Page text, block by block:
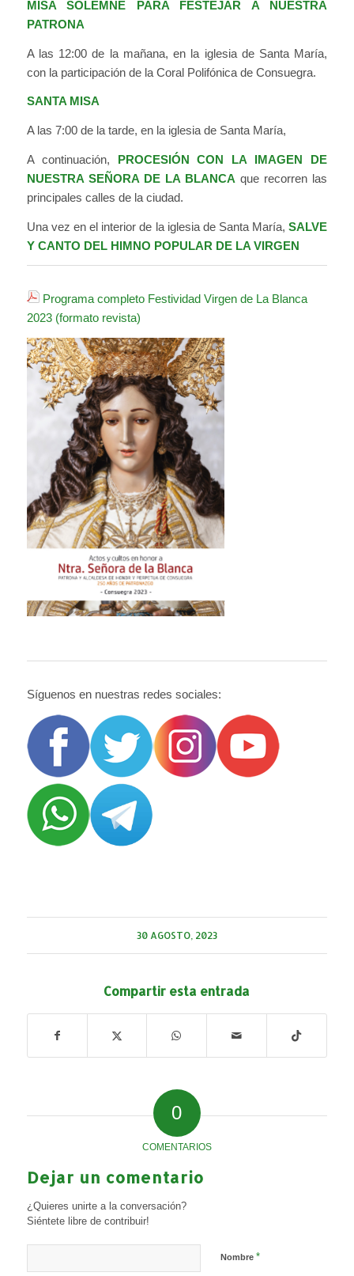
MISA SOLEMNE PARA FESTEJAR A NUESTRA
PATRONA
A las 12:00 de la mañana, en la iglesia de Santa María,
con la participación de la Coral Polifónica de Consuegra.
SANTA MISA
A las 7:00 de la tarde, en la iglesia de Santa María,
A continuación, PROCESIÓN CON LA IMAGEN DE
NUESTRA SEÑORA DE LA BLANCAque recorren las
principales calles de la ciudad.
Una vez en el interior de la iglesia de Santa María,SALVE
Y CANTO DEL HIMNO POPULAR DE LA VIRGEN
Programa completo Festividad Virgen de La Blanca
2023 (formato revista)
Síguenos en nuestras redes sociales:
30 AGOSTO, 2023
Compartir esta entrada
0
COMENTARIOS
Dejar un comentario
¿Quieres unirte a la conversación?
Siéntete libre de contribuir!
Nombre *